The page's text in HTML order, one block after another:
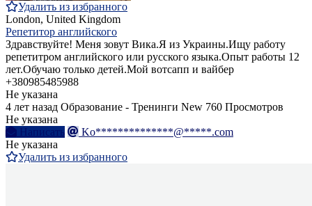
Удалить из избранного
London, United Kingdom
Репетитор английского
Здравствуйте! Меня зовут Вика.Я из Украины.Ищу работу
репетитром английского или русского языка.Опыт работы 12
лет.Обучаю только детей.Мой вотсапп и вайбер
+380985485988
Не указана
4 лет назад Образование - Тренинги New 760 Просмотров
Не указана
Написать
Ko**************@*****.com
Не указана
Удалить из избранного